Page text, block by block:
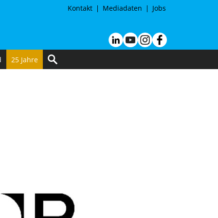
Kontakt Mediadaten Jobs
25 Jahre